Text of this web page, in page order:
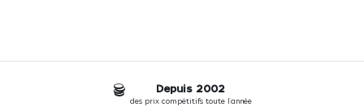
Depuis 2002
des prix compétitifs toute l'année